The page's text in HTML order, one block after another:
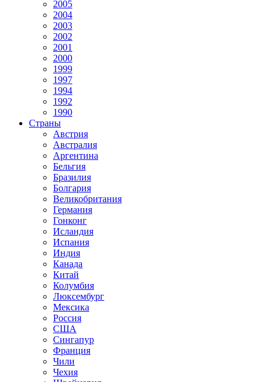
2005
2004
2003
2002
2001
2000
1999
1997
1994
1992
1990
Страны
Австрия
Австралия
Аргентина
Бельгия
Бразилия
Болгария
Великобритания
Германия
Гонконг
Исландия
Испания
Индия
Канада
Китай
Колумбия
Люксембург
Мексика
Россия
США
Сингапур
Франция
Чили
Чехия